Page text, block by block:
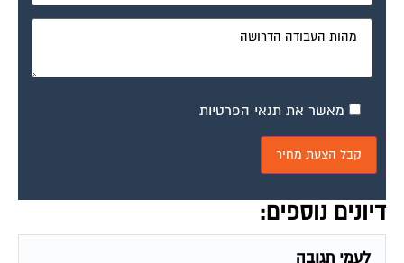
דיונים נוספים:
לעמי תגובה
פורום משכנתא - ייעוץ ומיחזור